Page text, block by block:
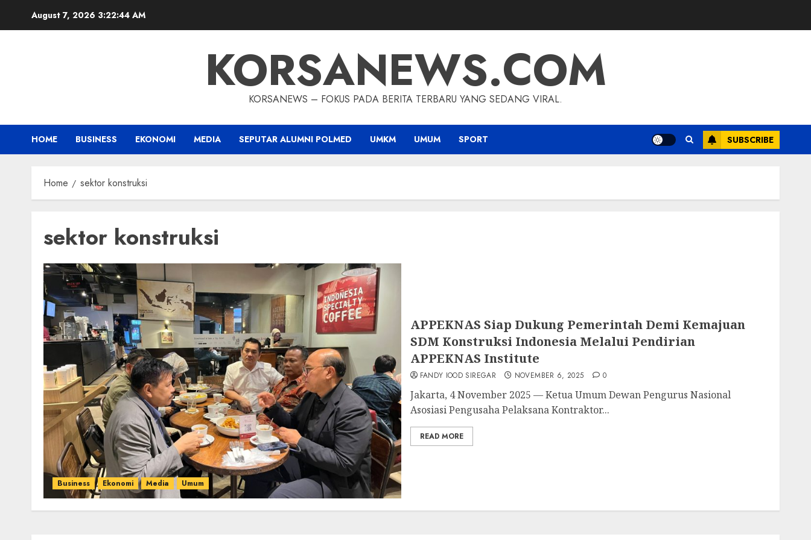
August 7, 2026 3:22:45 AM
KORSANEWS.COM
KORSANEWS – FOKUS PADA BERITA TERBARU YANG SEDANG VIRAL.
HOME BUSINESS EKONOMI MEDIA SEPUTAR ALUMNI POLMED UMKM UMUM SPORT SUBSCRIBE
Home sektor konstruksi
sektor konstruksi
Business Ekonomi Media Umum
APPEKNAS Siap Dukung Pemerintah Demi Kemajuan
SDM Konstruksi Indonesia Melalui Pendirian
APPEKNAS Institute
FANDY IOOD SIREGAR NOVEMBER 6, 2025 0
Jakarta, 4 November 2025 — Ketua Umum Dewan Pengurus Nasional
Asosiasi Pengusaha Pelaksana Kontraktor...
READ MORE